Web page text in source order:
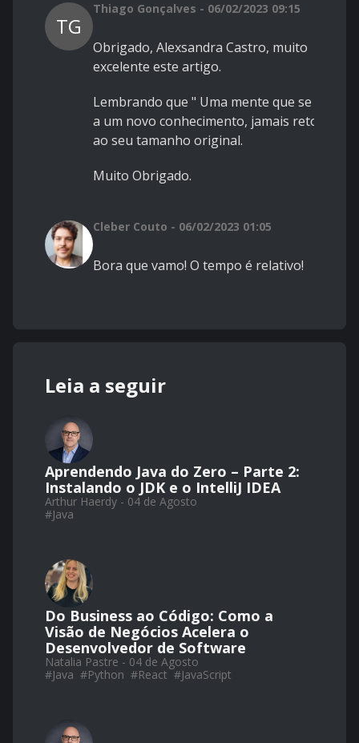
TG
Thiago Gonçalves - 06/02/2023 09:15
Obrigado, Alexsandra Castro, muito
excelente este artigo.
Lembrando que " Uma mente que se abre
a um novo conhecimento, jamais retorna
ao seu tamanho original.
Muito Obrigado.
Cleber Couto - 06/02/2023 01:05
Bora que vamo! O tempo é relativo!
Leia a seguir
Aprendendo Java do Zero – Parte 2:
Instalando o JDK e o IntelliJ IDEA
Arthur Haerdy - 04 de Agosto
#Java
Do Business ao Código: Como a
Visão de Negócios Acelera o
Desenvolvedor de Software
Natalia Pastre - 04 de Agosto
#Java #Python #React #JavaScript